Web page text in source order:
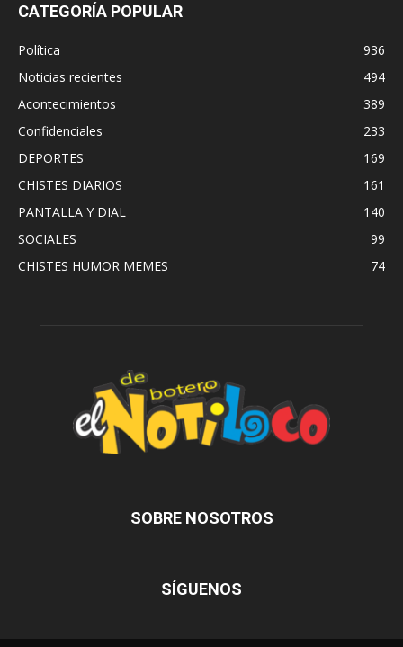
CATEGORÍA POPULAR
Política
936
Noticias recientes
494
Acontecimientos
389
Confidenciales
233
DEPORTES
169
CHISTES DIARIOS
161
PANTALLA Y DIAL
140
SOCIALES
99
CHISTES HUMOR MEMES
74
SOBRE NOSOTROS
SÍGUENOS